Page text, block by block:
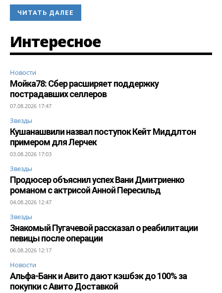
ЧИТАТЬ ДАЛЕЕ
Интересное
Новости
Мойка78: Сбер расширяет поддержку
пострадавших селлеров
07.08.2026 17:47
Звезды
Кушанашвили назвал поступок Кейт Миддлтон
примером для Лерчек
03.08.2026 17:03
Звезды
Продюсер объяснил успех Вани Дмитриенко
романом с актрисой Анной Пересильд
04.08.2026 12:47
Звезды
Знакомый Пугачевой рассказал о реабилитации
певицы после операции
06.08.2026 12:17
Новости
Альфа-Банк и Авито дают кэшбэк до 100% за
покупки с Авито Доставкой